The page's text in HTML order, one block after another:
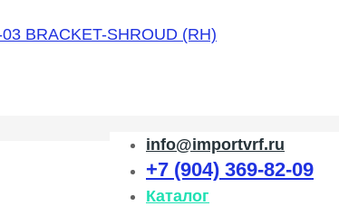
info@importvrf.ru
+7 (904) 369-82-09
Каталог